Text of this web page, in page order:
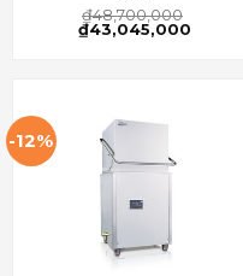
₫48,700,000
₫43,045,000
-12%